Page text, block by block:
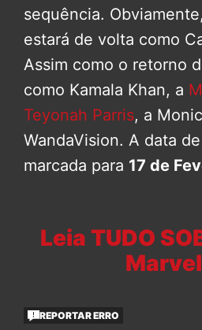
sequência. Obviamente,
estará de volta como
Assim como o retorno
como Kamala Khan, a
Teyonah Parris, a
WandaVision. A data
marcada para 17 de
Leia TUDO
REPORTAR ERRO